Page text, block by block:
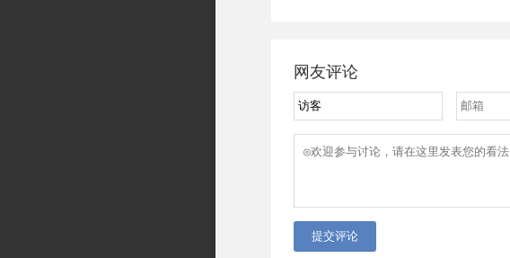
网友评论
提交评论